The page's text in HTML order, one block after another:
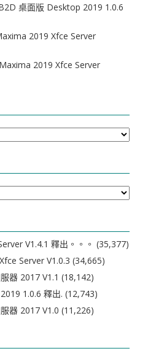
桌面版 Desktop 2019 1.0.6
2019 Xfce Server
2019 Xfce Server
V1.4.1 釋出。。。 (35,377)
Server V1.0.3 (34,665)
器 2017 V1.1 (18,142)
1.0.6 釋出. (12,743)
器 2017 V1.0 (11,226)